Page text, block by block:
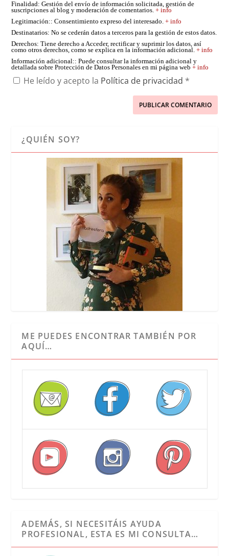
Finalidad: Gestión del envío de información solicitada, gestión de
suscripciones al blog y moderación de comentarios.+ info
Legitimación:: Consentimiento expreso del interesado.+ info
Destinatarios: No se cederán datos a terceros para la gestión de estos datos.
Derechos: Tiene derecho a Acceder, rectificar y suprimir los datos, así
como otros derechos, como se explica en la información adicional.+ info
Información adicional:: Puede consultar la información adicional y
detallada sobre Protección de Datos Personales en mi página web+ info
He leído y acepto la Política de privacidad *
¿QUIÉN SOY?
ME PUEDES ENCONTRAR TAMBIÉN POR
AQUÍ…
ADEMÁS, SI NECESITÁIS AYUDA
PROFESIONAL, ESTA ES MI CONSULTA…